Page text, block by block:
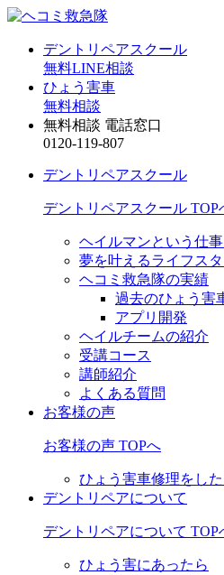
デントリペアスクール
無料LINE相談
ひょう害車
無料相談
無料相談 電話窓口
0120-119-807
デントリペアスクール
デントリペアスクール TOP
ヘイルマンという仕
夢を叶えるライフス
ヘコミ救急隊の実績
過去のひょう害
アプリ開発
ヘイルチームの紹介
受講コース
講師紹介
よくある質問
お客様の声
お客様の声 TOPへ
ひょう害車修理をし
デントリペアについて
デントリペアについて TOP
ひょう害にあったら